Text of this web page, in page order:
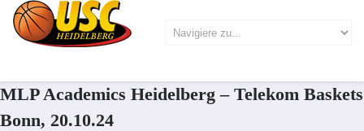
MLP Academics Heidelberg – Telekom Baskets
Bonn, 20.10.24